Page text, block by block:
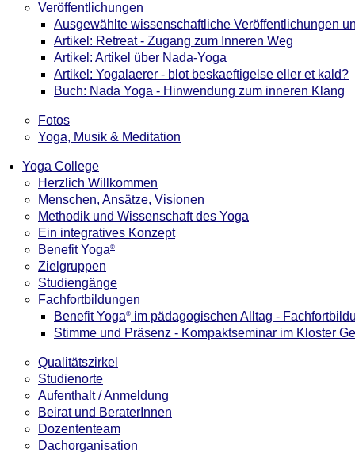
Veröffentlichungen
Ausgewählte wissenschaftliche Veröffentlichungen
Artikel: Retreat - Zugang zum Inneren Weg
Artikel: Artikel über Nada-Yoga
Artikel: Yogalaerer - blot beskaeftigelse eller et kald?
Buch: Nada Yoga - Hinwendung zum inneren Klang
Fotos
Yoga, Musik & Meditation
Yoga College
Herzlich Willkommen
Menschen, Ansätze, Visionen
Methodik und Wissenschaft des Yoga
Ein integratives Konzept
Benefit Yoga®
Zielgruppen
Studiengänge
Fachfortbildungen
Benefit Yoga® im pädagogischen Alltag -
Stimme und Präsenz - Kompaktseminar im Kloster
Qualitätszirkel
Studienorte
Aufenthalt / Anmeldung
Beirat und BeraterInnen
Dozententeam
Dachorganisation